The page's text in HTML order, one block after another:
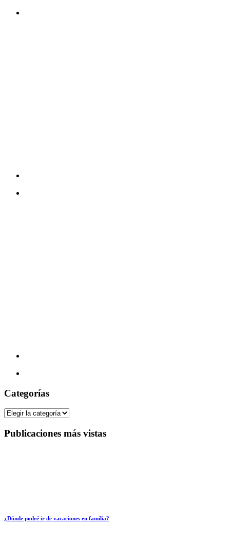
Categorías
Categorías
Publicaciones más vistas
¿Dónde podré ir de vacaciones en familia?